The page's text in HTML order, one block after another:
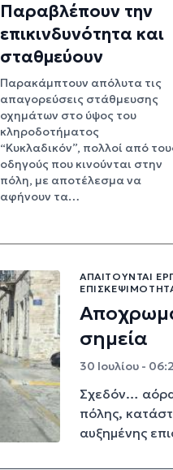
Παραβλέπουν την
επικινδυνότητα και
σταθμεύουν
Παρακάμπτουν απόλυτα τις
απαγορεύσεις στάθμευσης
οχημάτων στο ύψος του
κληροδοτήματος
“Κυκλαδικόν”, πολλοί από
οδηγούς που κινούνται στην
πόλη, με αποτέλεσμα να
αφήνουν τα…
ΑΠΑΙΤΟΎΝΤΑΙ
σημεία
30 Ιουλίου -
Σχεδόν…
πόλης,
αυξημένης